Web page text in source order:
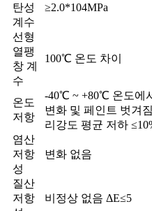
탄성
계수
≥2.0*104MPa
선형
열팽
창 계
수
100℃ 온도 차이
온도
저항
-40℃ ~ +80℃ 온도에
변화 및 페인트 벗겨
리강도 평균 저하
염산
저항
성
변화 없음
질산
저항
비정상 없음 ΔE≤5